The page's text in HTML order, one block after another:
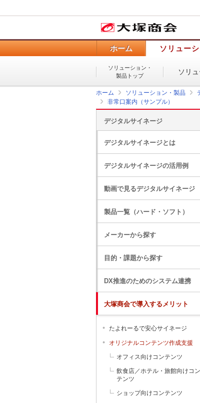
ホーム ソリュー
ソリューション・
製品トップ
ソリ
ホーム ソリューション・製品
非常口案内（サンプル）
デジタルサイネージ
デジタルサイネージとは
デジタルサイネージの活用例
動画で見るデジタルサイネージ
製品一覧（ハード・ソフト）
メーカーから探す
目的・課題から探す
DX推進のためのシステム連携
大塚商会で導入するメリット
たよれーるで安心サイネージ
オリジナルコンテンツ作成支援
オフィス向けコンテンツ
飲食店／ホテル・旅館向けコン
テンツ
ショップ向けコンテンツ